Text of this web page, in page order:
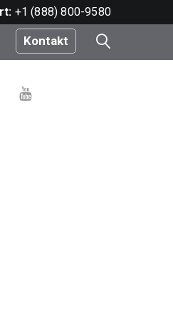
+1 (888) 800-9580
Kontakt